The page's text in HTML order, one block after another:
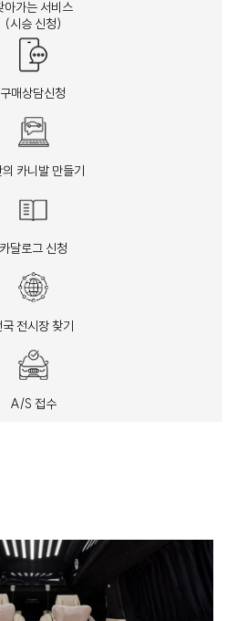
아가는 서비스
(시승 신청)
구매상담신청
의 카니발 만들기
카달로그 신청
전시장 찾기
A/S 접수